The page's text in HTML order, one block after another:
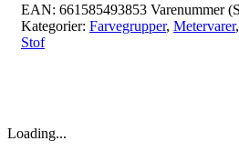
EAN: 661585493853 Varenummer
Kategorier: Farvegrupper, Metervarer,
Stof
Loading...